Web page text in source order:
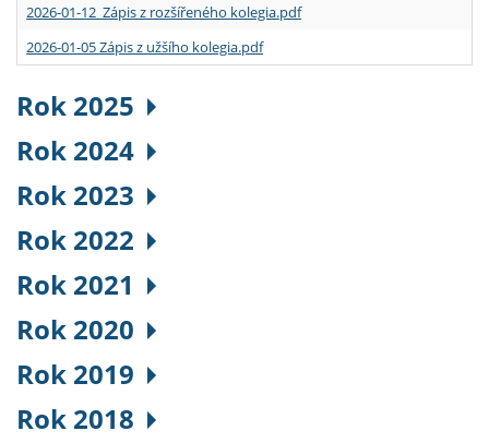
2026-01-12 Zápis z rozšířeného kolegia.pdf
2026-01-05 Zápis z užšího kolegia.pdf
Rok 2025
Rok 2024
Rok 2023
Rok 2022
Rok 2021
Rok 2020
Rok 2019
Rok 2018